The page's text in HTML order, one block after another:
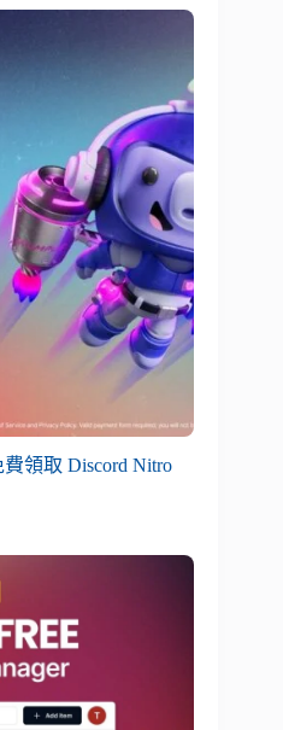
費領取 Discord Nitro